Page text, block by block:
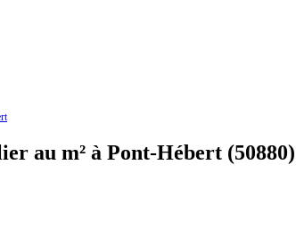
au m² à Pont-Hébert (50880)